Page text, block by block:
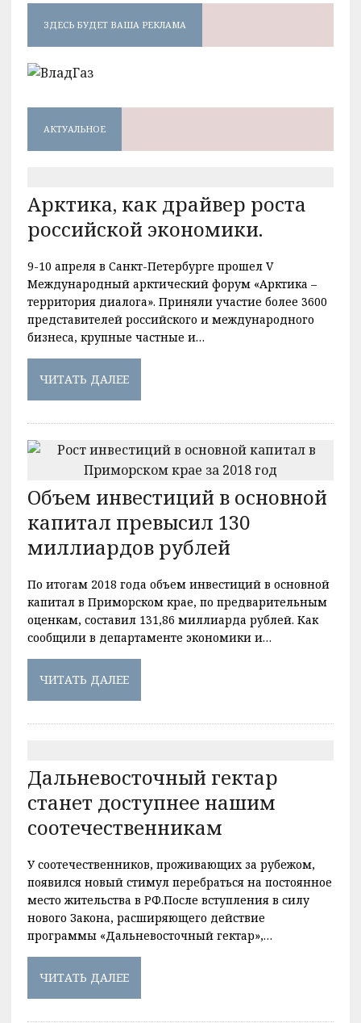
ЗДЕСЬ БУДЕТ ВАША РЕКЛАМА
АКТУАЛЬНОЕ
Арктика, как драйвер роста
российской экономики.
9-10 апреля в Санкт-Петербурге прошел V
Международный арктический форум «Арктика –
территория диалога». Приняли участие более 3600
представителей российского и международного
бизнеса, крупные частные и…
ЧИТАТЬ ДАЛЕЕ
Объем инвестиций в основной
капитал превысил 130
миллиардов рублей
По итогам 2018 года объем инвестиций в основной
капитал в Приморском крае, по предварительным
оценкам, составил 131,86 миллиарда рублей. Как
сообщили в департаменте экономики и…
ЧИТАТЬ ДАЛЕЕ
Дальневосточный гектар
станет доступнее нашим
соотечественникам
У соотечественников, проживающих за рубежом,
появился новый стимул перебраться на постоянное
место жительства в РФ.После вступления в силу
нового Закона, расширяющего действие
программы «Дальневосточный гектар»,…
ЧИТАТЬ ДАЛЕЕ